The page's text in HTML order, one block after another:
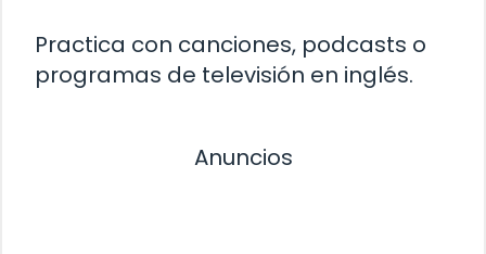
Practica con canciones, podcasts o
programas de televisión en inglés.
Anuncios